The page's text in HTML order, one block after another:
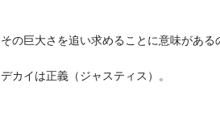
その巨大さを追い求めることに意味がある
デカイは正義（ジャスティス）。